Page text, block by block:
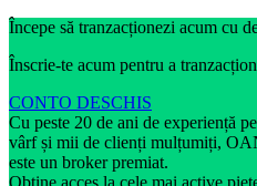
Începe să tranzacționezi acum cu
Înscrie-te acum pentru a
CONTO DESCHIS
Cu peste 20 de ani de experiență
vârf și mii de clienți mulțumiți,
este un broker premiat.
Obține acces la cele mai active